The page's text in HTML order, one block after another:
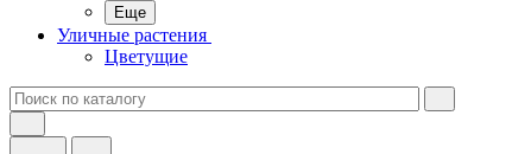
Еще
Уличные растения
Цветущие